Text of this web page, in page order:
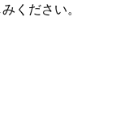
ください。